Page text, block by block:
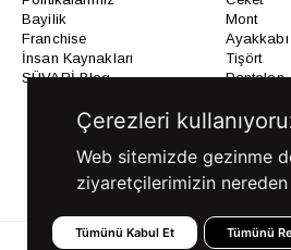
Bayilik
Franchise
İnsan Kaynakları
SÜVARİ Blog
Mont
Ayakkabı
Tişört
Pantolon
Fikirleri
Ofis
Çerezleri
Web sitemizde gezinme
ziyaretçilerimizin
Tümünü Kabul Et Tümünü